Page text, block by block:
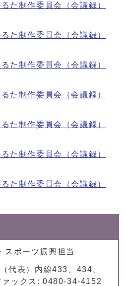
た制作委員会（会議録）
た制作委員会（会議録）
た制作委員会（会議録）
た制作委員会（会議録）
た制作委員会（会議録）
た制作委員会（会議録）
た制作委員会（会議録）
スポーツ振興担当
代表）内線433、434、
ックス: 0480-34-4152